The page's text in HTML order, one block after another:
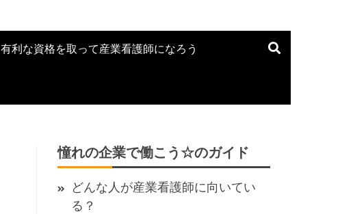
有利な資格を取って産業看護師になろう
憧れの企業で働こう☆のガイド
どんな人が産業看護師に向いてい
る？